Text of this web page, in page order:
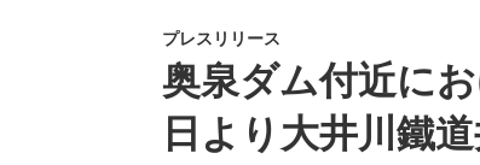
ニュース（新しいウィンドウを開きます）
よくあるご質問・お問い合
プレスリリース
奥泉ダム付近に
日より大井川鐵